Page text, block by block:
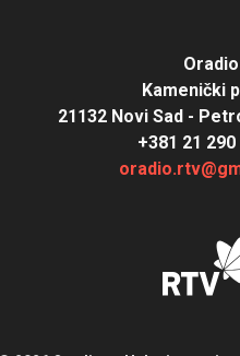
Oradio
Kamenički
21132 Novi Sad -
+381 21 290